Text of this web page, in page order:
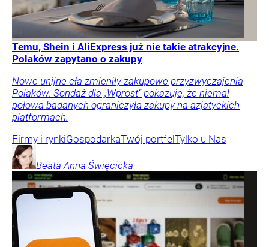
Temu, Shein i AliExpress już nie takie atrakcyjne.
Polaków zapytano o zakupy
Nowe unijne cła zmieniły zakupowe przyzwyczajenia
Polaków. Sondaż dla „Wprost” pokazuje, że niemal
połowa badanych ograniczyła zakupy na azjatyckich
platformach.
Firmy i rynkiGospodarkaTwój portfel Tylko u Nas
Beata Anna Święcicka